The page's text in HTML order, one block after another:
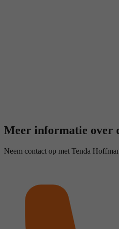
Meer informatie over
Neem contact op met Tenda